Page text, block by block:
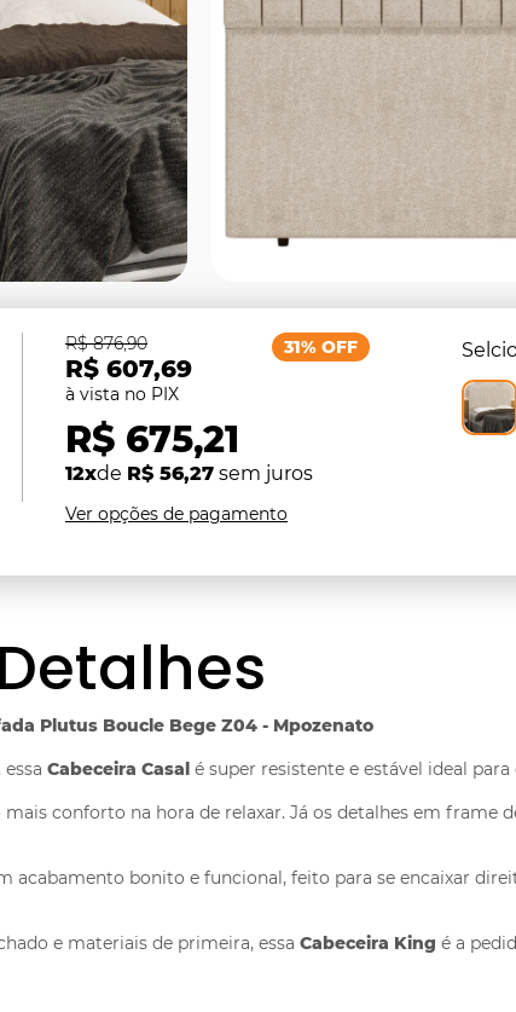
R$ 607,69
R$ 876,90
R$ 675,21
12xde R$ 56,27 sem juros
31% OFF
Ver opções de pagamento
Plutus Boucle Bege Z04 - Mpozenato
essaCabeceira Casal é super resistente e estável ideal
conforto na hora de relaxar. Já os detalhes em
acabamento bonito e funcional, feito para se encaixar
e materiais de primeira, essaCabeceira King é a